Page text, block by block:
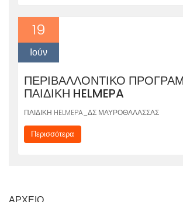
19
Ιούν
ΠΕΡΙΒΑΛΛΟΝΤΙΚΟ
ΠΑΙΔΙΚΗ HELMEPA
ΠΑΙΔΙΚΗ HELMEPA_ΔΣ ΜΑΥΡΟΘΑΛΑΣΣΑΣ
Περισσότερα